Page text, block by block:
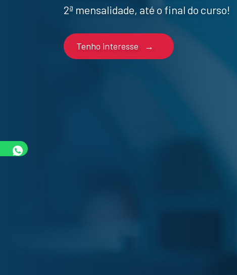
2ª mensalidade, até o final do curso!
Tenho interesse